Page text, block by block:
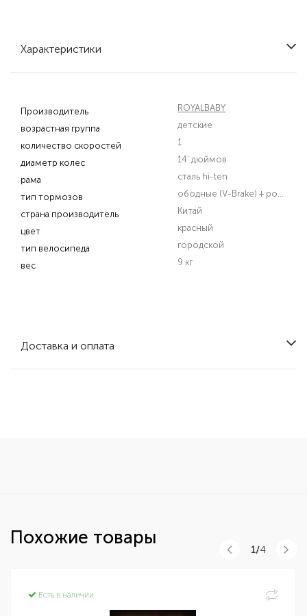
Характеристики
Производитель
ROYALBABY
возрастная группа
детские
количество скоростей
1
диаметр колес
14' дюймов
рама
сталь hi-ten
тип тормозов
ободные (V-Brake) + роллерный
страна производитель
Китай
цвет
красный
тип велосипеда
городской
вес
9 кг
Доставка и оплата
Похожие товары
Есть в наличии
1/4